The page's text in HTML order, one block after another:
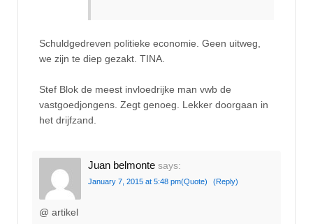
Schuldgedreven politieke economie. Geen uitweg,
we zijn te diep gezakt. TINA.
Stef Blok de meest invloedrijke man vwb de
vastgoedjongens. Zegt genoeg. Lekker doorgaan in
het drijfzand.
Juan belmonte says:
January 7, 2015 at 5:48 pm(Quote) (Reply)
@ artikel